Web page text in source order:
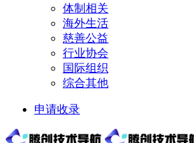
体制相关
海外生活
慈善公益
行业协会
国际组织
综合其他
申请收录